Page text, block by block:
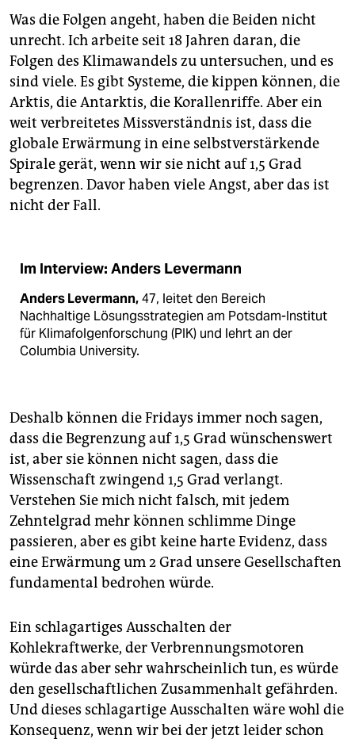
Was die Folgen angeht, haben die Beiden nicht
unrecht. Ich arbeite seit 18 Jahren daran, die
Folgen des Klimawandels zu untersuchen, und es
sind viele. Es gibt Systeme, die kippen können, die
Arktis, die Antarktis, die Korallenriffe. Aber ein
weit verbreitetes Missverständnis ist, dass die
globale Erwärmung in eine selbstverstärkende
Spirale gerät, wenn wir sie nicht auf 1,5 Grad
begrenzen. Davor haben viele Angst, aber das ist
nicht der Fall.
Im Interview: Anders Levermann
Anders Levermann,47, leitet den Bereich
Nachhaltige Lösungsstrategien am Potsdam-Institut
für Klimafolgenforschung (PIK) und lehrt an der
Columbia University.
Deshalb können die Fridays immer noch sagen,
dass die Begrenzung auf 1,5 Grad wünschenswert
ist, aber sie können nicht sagen, dass die
Wissenschaft zwingend 1,5 Grad verlangt.
Verstehen Sie mich nicht falsch, mit jedem
Zehntelgrad mehr können schlimme Dinge
passieren, aber es gibt keine harte Evidenz, dass
eine Erwärmung um 2 Grad unsere Gesellschaften
fundamental bedrohen würde.
Ein schlagartiges Ausschalten der
Kohlekraftwerke, der Verbrennungsmotoren
würde das aber sehr wahrscheinlich tun, es würde
den gesellschaftlichen Zusammenhalt gefährden.
Und dieses schlagartige Ausschalten wäre wohl die
Konsequenz, wenn wir bei der jetzt leider schon